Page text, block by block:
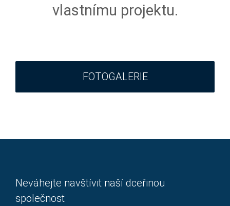
vlastnímu projektu.
FOTOGALERIE
Neváhejte navštívit naší dceřinou
společnost